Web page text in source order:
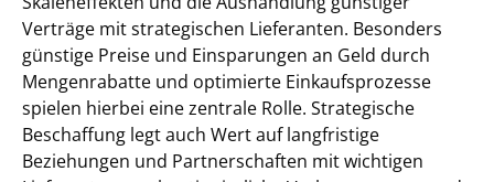
Verträge mit strategischen Lieferanten. Besonders
günstige Preise und Einsparungen an Geld durch
Mengenrabatte und optimierte Einkaufsprozesse
spielen hierbei eine zentrale Rolle. Strategische
Beschaffung legt auch Wert auf langfristige
Beziehungen und Partnerschaften mit wichtigen